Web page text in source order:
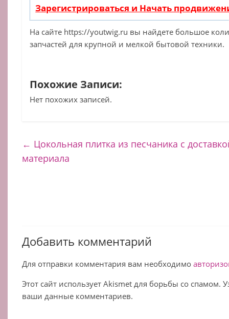
Зарегистрироваться и Начать
На сайте https://youtwig.ru вы найдете большое
запчастей для крупной и мелкой бытовой техники.
Похожие Записи:
Нет похожих записей.
← Цокольная плитка из песчаника с
материала
Добавить комментарий
Для отправки комментария вам необходимо
Этот сайт использует Akismet для борьбы со спамом.
ваши данные комментариев.